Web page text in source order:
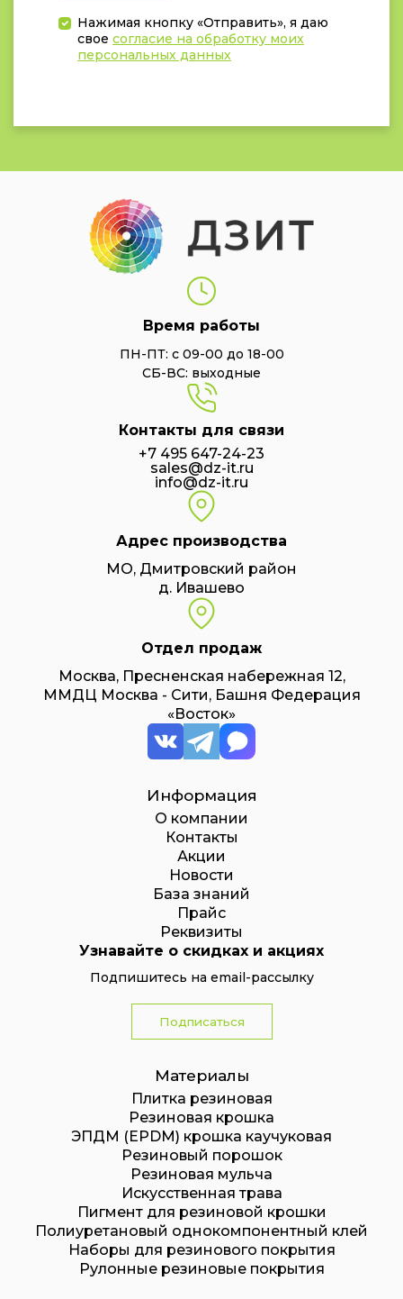
Нажимая кнопку «Отправить», я даю
свое согласие на обработку моих
персональных данных
Время работы
ПН-ПТ: с 09-00 до 18-00
СБ-ВС: выходные
Контакты для связи
+7 495 647-24-23
sales@dz-it.ru
info@dz-it.ru
Адрес производства
МО, Дмитровский район
д. Ивашево
Отдел продаж
Москва, Пресненская набережная 12,
ММДЦ Москва - Сити, Башня Федерация
«Восток»
Информация
О компании
Контакты
Акции
Новости
База знаний
Прайс
Реквизиты
Узнавайте о скидках и акциях
Подпишитесь на email-рассылку
Подписаться
Материалы
Плитка резиновая
Резиновая крошка
ЭПДМ (EPDM) крошка каучуковая
Резиновый порошок
Резиновая мульча
Искусственная трава
Пигмент для резиновой крошки
Полиуретановый однокомпонентный клей
Наборы для резинового покрытия
Рулонные резиновые покрытия